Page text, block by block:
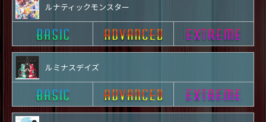
ルナティックモンスター
ルミナスデイズ